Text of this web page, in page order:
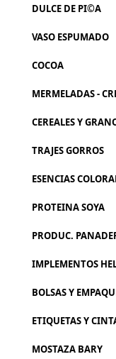
DULCE DE PI©A
VASO ESPUMADO
COCOA
MERMELADAS -
CEREALES Y
TRAJES GORROS
ESENCIAS
PROTEINA SOYA
PRODUC.
IMPLEMENTOS
BOLSAS Y
ETIQUETAS Y
MOSTAZA BARY